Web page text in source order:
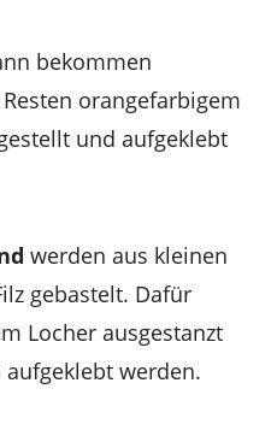
bekommen
orangefarbigem
und aufgeklebt
werden aus kleinen
gebastelt. Dafür
Locher ausgestanzt
werden.